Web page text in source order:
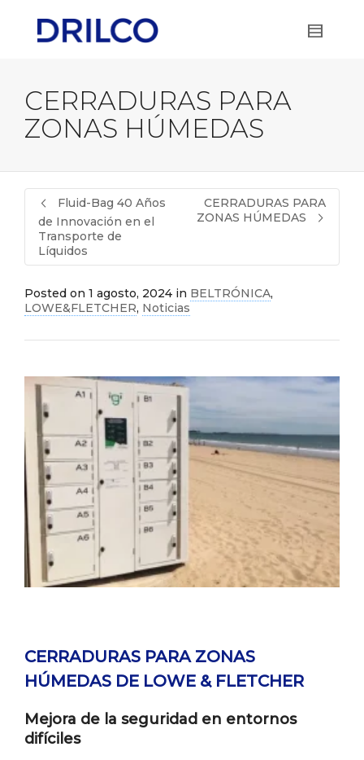
CERRADURAS PARA
ZONAS HÚMEDAS
Fluid-Bag 40 Años
de Innovación en el
Transporte de
Líquidos
CERRADURAS PARA
ZONAS HÚMEDAS
Posted on 1 agosto, 2024 in BELTRÓNICA,
LOWE&FLETCHER, Noticias
CERRADURAS PARA ZONAS
HÚMEDAS DE LOWE & FLETCHER
Mejora de la seguridad en entornos
difíciles